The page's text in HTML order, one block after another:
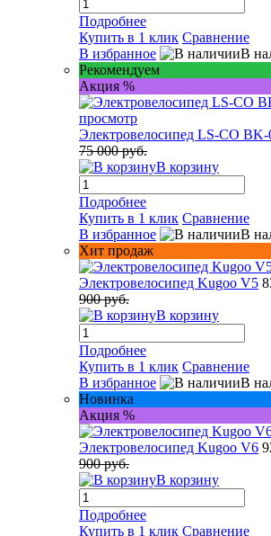
Подробнее
Купить в 1 клик Сравнение
В избранное
В
Рекомендуем
Акция %
просмотр
Электровелосипед LS-CO BK-
75 000 руб.
В корзину
Подробнее
Купить в 1 клик Сравнение
В избранное
В
Хит продаж
Электровелосипед Kugoo V5
900 руб.
В корзину
Подробнее
Купить в 1 клик Сравнение
В избранное
В
Новинка
Акция %
Электровелосипед Kugoo V6
900 руб.
В корзину
Подробнее
Купить в 1 клик Сравнение